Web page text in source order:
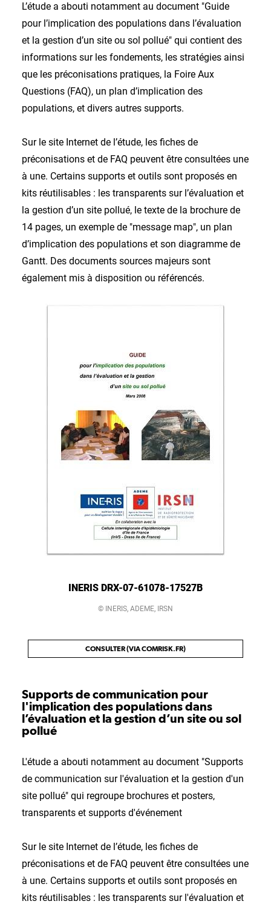
L’étude a abouti notamment au document "Guide
pour l’implication des populations dans l’évaluation
et la gestion d’un site ou sol pollué" qui contient des
informations sur les fondements, les stratégies ainsi
que les préconisations pratiques, la Foire Aux
Questions (FAQ), un plan d’implication des
populations, et divers autres supports.
Sur le site Internet de l’étude, les fiches de
préconisations et de FAQ peuvent être consultées une
à une. Certains supports et outils sont proposés en
kits réutilisables : les transparents sur l’évaluation et
la gestion d’un site pollué, le texte de la brochure de
14 pages, un exemple de "message map", un plan
d’implication des populations et son diagramme de
Gantt. Des documents sources majeurs sont
également mis à disposition ou référencés.
INERIS DRX-07-61078-17527B
© INERIS, ADEME, IRSN
CONSULTER (VIA COMRISK.FR)
Supports de communication pour
l'implication des populations dans
l’évaluation et la gestion d’un site ou sol
pollué
L'étude a abouti notamment au document "Supports
de communication sur l'évaluation et la gestion d'un
site pollué" qui regroupe brochures et posters,
transparents et supports d'événement
Sur le site Internet de l’étude, les fiches de
préconisations et de FAQ peuvent être consultées une
à une. Certains supports et outils sont proposés en
kits réutilisables : les transparents sur l'évaluation et